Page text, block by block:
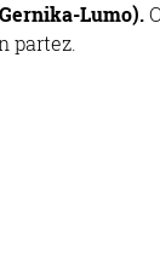
Lumo).
partez.